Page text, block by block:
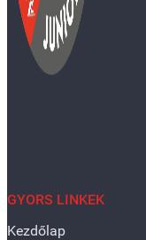
GYORS LINKEK
Kezdőlap